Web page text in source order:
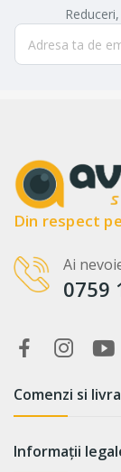
Din respect
Ai
0759
Comenzi si
Informații